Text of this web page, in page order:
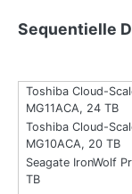
Sequentielle
Toshiba Cloud-
MG11ACA, 24 TB
Toshiba Cloud-
MG10ACA, 20 TB
Seagate IronWolf
TB